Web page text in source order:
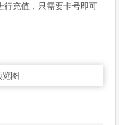
行充值，只需要卡号即可